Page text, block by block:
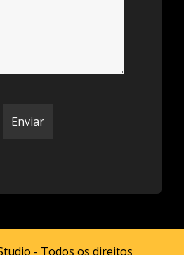
- Todos os direitos